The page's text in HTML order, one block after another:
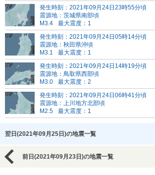
発生時刻：2021年09月24日23時55分頃
震源地：茨城県南部頃
M3.4
最大震度：1
発生時刻：2021年09月24日05時14分頃
震源地：秋田県沖頃
M3.1
最大震度：1
発生時刻：2021年09月24日14時19分頃
震源地：鳥取県西部頃
M3.0
最大震度：2
発生時刻：2021年09月24日06時41分頃
震源地：上川地方北部頃
M2.5
最大震度：1
翌日(2021年09月25日)の地震一覧
前日(2021年09月23日)の地震一覧